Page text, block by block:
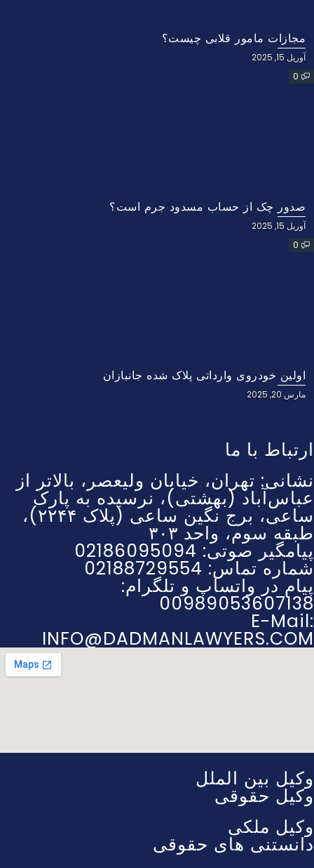
مجازات مامور قلابی چیست؟
آوریل 15, 2025
0
صدور چک از حساب مسدود جرم است؟
آوریل 15, 2025
0
اولین خودروی وارداتی پلاک شده جانبازان
مارس 20, 2025
ارتباط با ما
نشانی: تهران، خیابان ولیعصر، بالاتر از
عباس‌آباد (بهشتی)، نرسیده به پارک
ساعی، برج نگین ساعی (پلاک ۲۲۴۴)،
طبقه سوم، واحد ۳۰۳
پیامگیر صوتی: 02186095094
شماره تماس: 02188729554
پیام در واتساپ و تلگرام:
00989053607138
E-Mail:
INFO@DADMANLAWYERS.COM
وکیل بین الملل
وکیل حقوقی
وکیل ملکی
دانستنی های حقوقی